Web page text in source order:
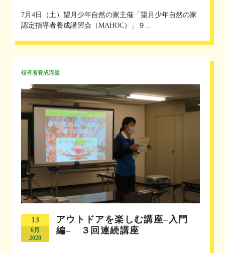
7月4日（土）望月少年自然の家主催「望月少年自然の家
認定指導者養成講習会（MAHOC）」９...
指導者養成講座
13
6月
2020
アウトドアを楽しむ講座–入門
編– ３回連続講座